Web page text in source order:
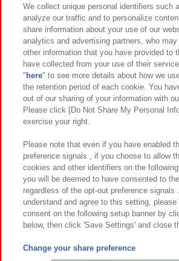
イベント・キャンペーン
関連会社 サステナビリティ
プライバシーポリシー ウェブアクセシビ
お取引先さまとともに
カスタマーハラスメント対応方針 よくある
©Bandai Namco Amusement
©Bandai Namco Amusement Lab
We collect unique personal identifiers such
analyze our traffic and to personalize
share information about your use of our
analytics and advertising partners, who
other information that you have provided to
have collected from your use of their
" here" to see more details about how we
the retention period of each cookie. You
out of our sharing of your information with
Please click [Do Not Share My Personal
exercise your right.
Please note that even if you have enabled
preference signals , if you choose to allow
cookies and other identifiers on the
you will be deemed to have consented to
regardless of the opt-out preference signals
understand and agree to this setting, please
consent on the following setup banner by
below, then click 'Save Settings' and close
Change your share preference